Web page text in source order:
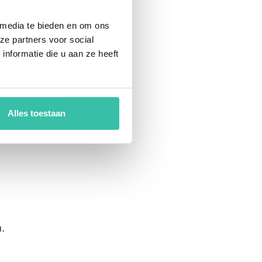
te bieden en om ons
partners voor social
die u aan ze heeft
Alles toestaan